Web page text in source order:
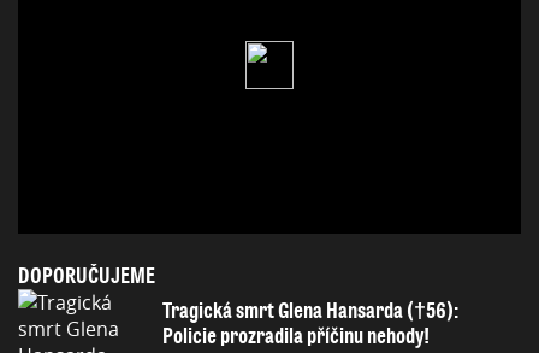
DOPORUČUJEME
Tragická smrt Glena Hansarda (†56):
Policie prozradila příčinu nehody!